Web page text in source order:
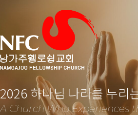
2026 하나님 나라를 누리
A Church Who Experiences